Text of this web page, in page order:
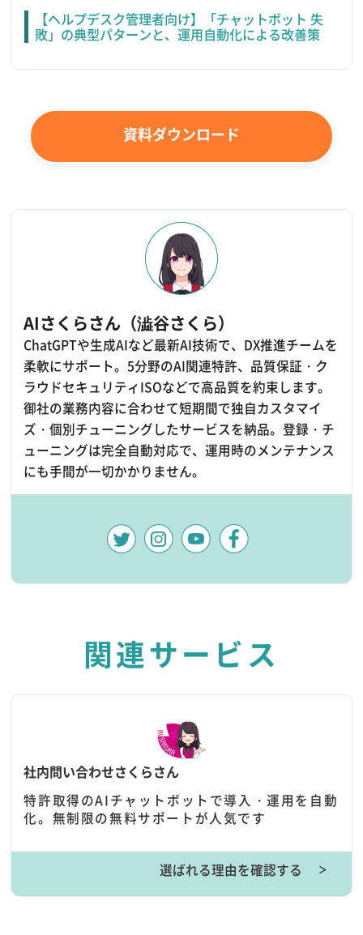
【ヘルプデスク管理者向け】「チャットボット 失
敗」の典型パターンと、運用自動化による改善策
資料ダウンロード
AIさくらさん（澁谷さくら）
ChatGPTや生成AIなど最新AI技術で、DX推進チームを
柔軟にサポート。5分野のAI関連特許、品質保証・ク
ラウドセキュリティISOなどで高品質を約束します。
御社の業務内容に合わせて短期間で独自カスタマイ
ズ・個別チューニングしたサービスを納品。登録・チ
ューニングは完全自動対応で、運用時のメンテナンス
にも手間が一切かかりません。
関連サービス
社内問い合わせさくらさん
特許取得のAIチャットボットで導入・運用を自動
化。無制限の無料サポートが人気です
選ばれる理由を確認する ＞